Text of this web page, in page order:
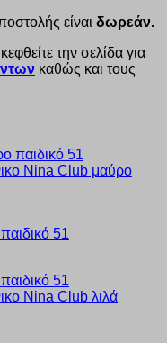
είναι δωρεάν.
την σελίδα για
καθώς και τους
51